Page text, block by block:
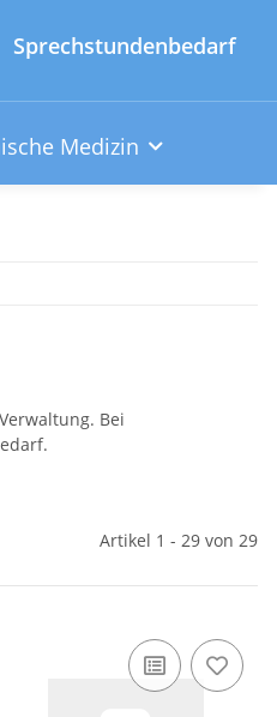
Sprechstundenbedarf
Medizin
Bei
Artikel 1 - 29 von 29